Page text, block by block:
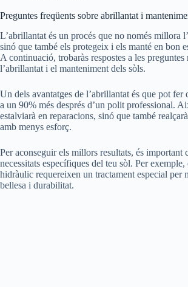
Preguntes freqüents sobre abrillantat i
L’abrillantat és un procés que no només millora
sinó que també els protegeix i els manté en bon
A continuació, trobaràs respostes a les preguntes
l’abrillantat i el manteniment dels sòls.
Un dels avantatges de l’abrillantat és que pot
a un 90% més després d’un polit professional.
estalviarà en reparacions, sinó que també
amb menys esforç.
Per aconseguir els millors resultats, és important
necessitats específiques del teu sòl. Per exemple,
hidràulic requereixen un tractament especial per
bellesa i durabilitat.